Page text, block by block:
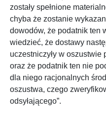
zostały spełnione
chyba że zostanie
dowodów, że podatnik ten
wiedzieć, że dostawy
uczestniczyły w oszustwie
oraz że podatnik ten nie
dla niego racjonalnych
oszustwa, czego
odsyłającego”.